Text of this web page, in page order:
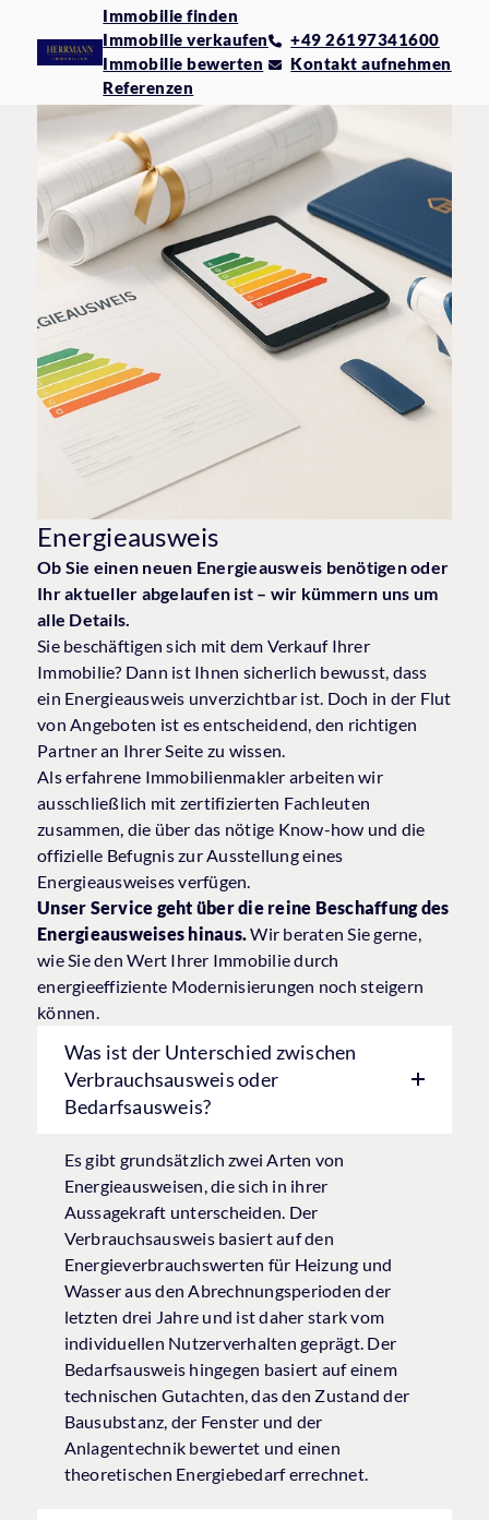
Immobilie finden
Immobilie verkaufen
Immobilie bewerten
Referenzen
+49 26197341600
Kontakt aufnehmen
Energieausweis
Ob Sie einen neuen Energieausweis benötigen oder
Ihr aktueller abgelaufen ist – wir kümmern uns um
alle Details.
Sie beschäftigen sich mit dem Verkauf Ihrer
Immobilie? Dann ist Ihnen sicherlich bewusst, dass
ein Energieausweis unverzichtbar ist. Doch in der Flut
von Angeboten ist es entscheidend, den richtigen
Partner an Ihrer Seite zu wissen.
Als erfahrene Immobilienmakler arbeiten wir
ausschließlich mit zertifizierten Fachleuten
zusammen, die über das nötige Know-how und die
offizielle Befugnis zur Ausstellung eines
Energieausweises verfügen.
Unser Service geht über die reine Beschaffung des
Energieausweises hinaus.Wir beraten Sie gerne,
wie Sie den Wert Ihrer Immobilie durch
energieeffiziente Modernisierungen noch steigern
können.
Was ist der Unterschied zwischen
Verbrauchsausweis oder
Bedarfsausweis?
Es gibt grundsätzlich zwei Arten von
Energieausweisen, die sich in ihrer
Aussagekraft unterscheiden. Der
Verbrauchsausweis basiert auf den
Energieverbrauchswerten für Heizung und
Wasser aus den Abrechnungsperioden der
letzten drei Jahre und ist daher stark vom
individuellen Nutzerverhalten geprägt. Der
Bedarfsausweis hingegen basiert auf einem
technischen Gutachten, das den Zustand der
Bausubstanz, der Fenster und der
Anlagentechnik bewertet und einen
theoretischen Energiebedarf errechnet.